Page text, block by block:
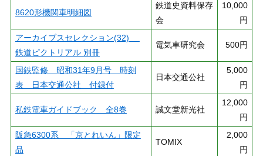
8620形機関車明細図
鉄道史資料保存
会
10,000
円
アーカイブスセレクション(32)
鉄道ピクトリアル 別冊
電気車研究会 500円
国鉄監修 昭和31年9月号 時刻
表 日本交通公社 付録付
日本交通公社
5,000
円
私鉄電車ガイドブック 全8巻 誠文堂新光社
12,000
円
阪急6300系 「京とれいん」限定
品
TOMIX
2,000
円